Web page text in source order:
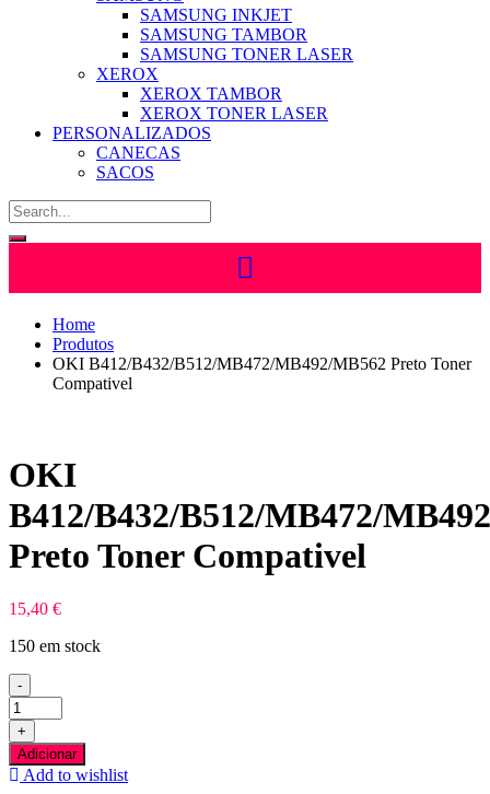
SAMSUNG INKJET
SAMSUNG TAMBOR
SAMSUNG TONER LASER
XEROX
XEROX TAMBOR
XEROX TONER LASER
PERSONALIZADOS
CANECAS
SACOS
Home
Produtos
OKI B412/B432/B512/MB472/MB492/MB562 Preto Toner
Compativel
OKI
B412/B432/B512/MB472/
Preto Toner Compativel
15,40 €
150 em stock
-
Quantidade
de
OKI
B412/B432/B512/MB472/MB492/MB562
Preto
+
Adicionar
Add to wishlist